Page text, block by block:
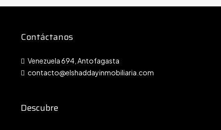
Contáctanos
Venezuela 694, Antofagasta
contacto@elshaddayinmobiliaria.com
Descubre